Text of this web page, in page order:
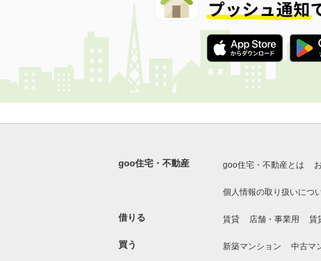
goo住宅・不動産 goo住宅・不動産とは
個人情報の取り扱いにつ
借りる 賃貸 店舗・事業用 賃
買う 新築マンション 中古マ